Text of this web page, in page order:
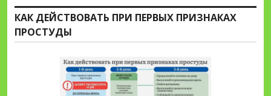
КАК ДЕЙСТВОВАТЬ ПРИ ПЕРВЫХ ПРИЗНАКАХ
ПРОСТУДЫ